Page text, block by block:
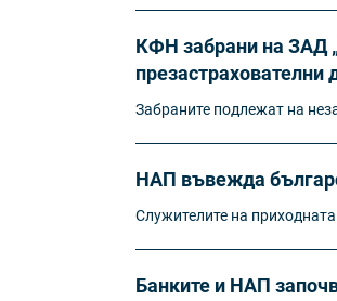
КФН забрани на ЗАД
презастрахователни
Забраните подлежат на
НАП въвежда
Служителите на
Банките и НАП